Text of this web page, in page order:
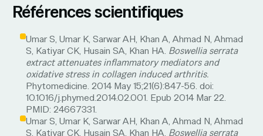
Références scientifiques
Umar S, Umar K, Sarwar AH, Khan A, Ahmad N, Ahmad
S, Katiyar CK, Husain SA, Khan HA. Boswellia serrata
extract attenuates inflammatory mediators and
oxidative stress in collagen induced arthritis.
Phytomedicine. 2014 May 15;21(6):847-56. doi:
10.1016/j.phymed.2014.02.001. Epub 2014 Mar 22.
PMID: 24667331.
Umar S, Umar K, Sarwar AH, Khan A, Ahmad N, Ahmad
S, Katiyar CK, Husain SA, Khan HA. Boswellia serrata